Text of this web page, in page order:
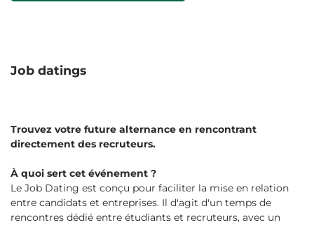
Job datings
Trouvez votre future alternance en rencontrant
directement des recruteurs.
À quoi sert cet événement ?
Le Job Dating est conçu pour faciliter la mise en relation
entre candidats et entreprises. Il d'agit d'un temps de
rencontres dédié entre étudiants et recruteurs, avec un